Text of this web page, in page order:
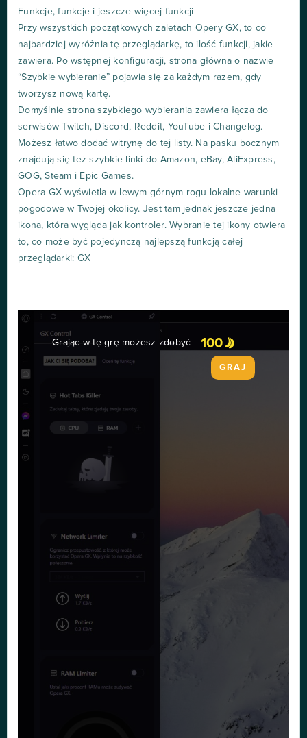
Funkcje, funkcje i jeszcze więcej funkcji
Przy wszystkich początkowych zaletach Opery GX, to co
najbardziej wyróżnia tę przeglądarkę, to ilość funkcji, jakie
zawiera. Po wstępnej konfiguracji, strona główna o nazwie
“Szybkie wybieranie” pojawia się za każdym razem, gdy
tworzysz nową kartę.
Domyślnie strona szybkiego wybierania zawiera łącza do
serwisów Twitch, Discord, Reddit, YouTube i Changelog.
Możesz łatwo dodać witrynę do tej listy. Na pasku bocznym
znajdują się też szybkie linki do Amazon, eBay, AliExpress,
GOG, Steam i Epic Games.
Opera GX wyświetla w lewym górnym rogu lokalne warunki
pogodowe w Twojej okolicy. Jest tam jednak jeszcze jedna
ikona, która wygląda jak kontroler. Wybranie tej ikony otwiera
to, co może być pojedynczą najlepszą funkcją całej
przeglądarki: GX
Grając w tę grę możesz zdobyć 100
GRAJ